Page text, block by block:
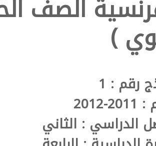
الصف
)
رقم : 1
الدراسي : الثاني